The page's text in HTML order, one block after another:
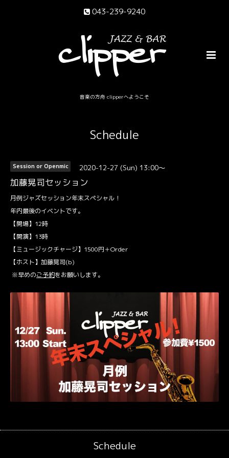
043-239-9240
音楽の方舟 clipperへようこそ
Schedule
Session or Openmic 2020-12-27 (Sun) 13:00～
加藤晃司セッション
月例ジャズセッション年末スペシャル！
年内最後のイベントです。
【開場】12時
【開演】13時
【ミュージックチャージ】1500円＋Order
【ホスト】加藤晃司(b)
※早めのご予約をお願いします。
Schedule